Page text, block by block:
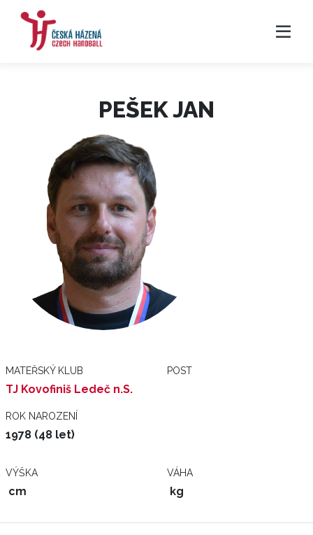
PEŠEK JAN
MATEŘSKÝ KLUB
TJ Kovofiniš Ledeč n.S.
POST
ROK NAROZENÍ
1978 (48 let)
VÝŠKA
cm
VÁHA
kg